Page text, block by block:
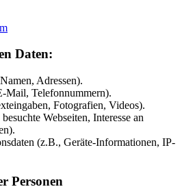
Daten:
Adressen).
Mail, Telefonnummern).
Fotografien, Videos).
Webseiten, Interesse an
(z.B., Geräte-Informationen, IP-
Personen